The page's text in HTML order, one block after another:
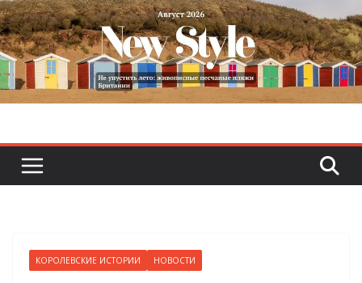
Skip
to
content
КОРОЛЕВСКИЕ ИСТОРИИ НОВОСТИ